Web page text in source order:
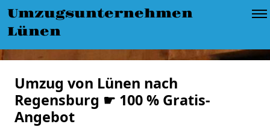
Umzugsunternehmen
Lünen
Umzug von Lünen nach
Regensburg ☛ 100 % Gratis-
Angebot